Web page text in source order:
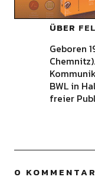
ÜBER
Geboren
BWL in
freier
0